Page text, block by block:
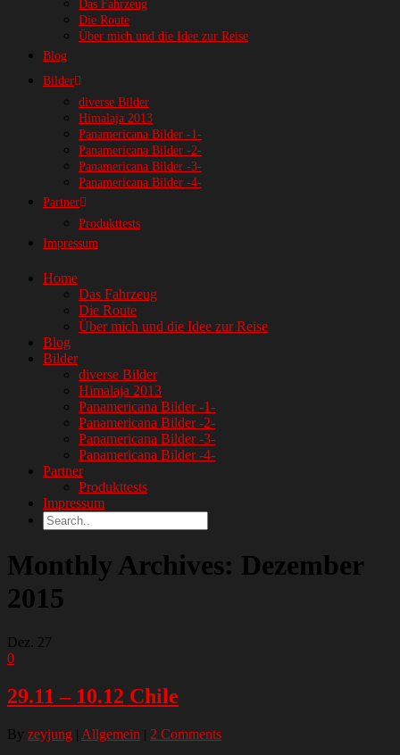
Das Fahrzeug
Die Route
Über mich und die Idee zur Reise
Blog
Bilder
diverse Bilder
Himalaja 2013
Panamericana Bilder -1-
Panamericana Bilder -2-
Panamericana Bilder -3-
Panamericana Bilder -4-
Partner
Produkttests
Impressum
Home
Das Fahrzeug
Die Route
Über mich und die Idee zur Reise
Blog
Bilder
diverse Bilder
Himalaja 2013
Panamericana Bilder -1-
Panamericana Bilder -2-
Panamericana Bilder -3-
Panamericana Bilder -4-
Partner
Produkttests
Impressum
Monthly Archives: Dezember
2015
Dez. 27
0
29.11 – 10.12 Chile
By zeyjung | Allgemein | 2 Comments